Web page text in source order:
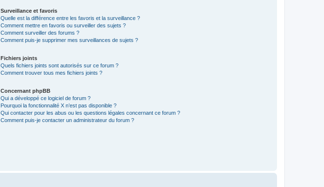
Surveillance et favoris
Quelle est la différence entre les favoris et la surveillance ?
Comment mettre en favoris ou surveiller des sujets ?
Comment surveiller des forums ?
Comment puis-je supprimer mes surveillances de sujets ?
Fichiers joints
Quels fichiers joints sont autorisés sur ce forum ?
Comment trouver tous mes fichiers joints ?
Concernant phpBB
Qui a développé ce logiciel de forum ?
Pourquoi la fonctionnalité X n’est pas disponible ?
Qui contacter pour les abus ou les questions légales concernant ce forum ?
Comment puis-je contacter un administrateur du forum ?